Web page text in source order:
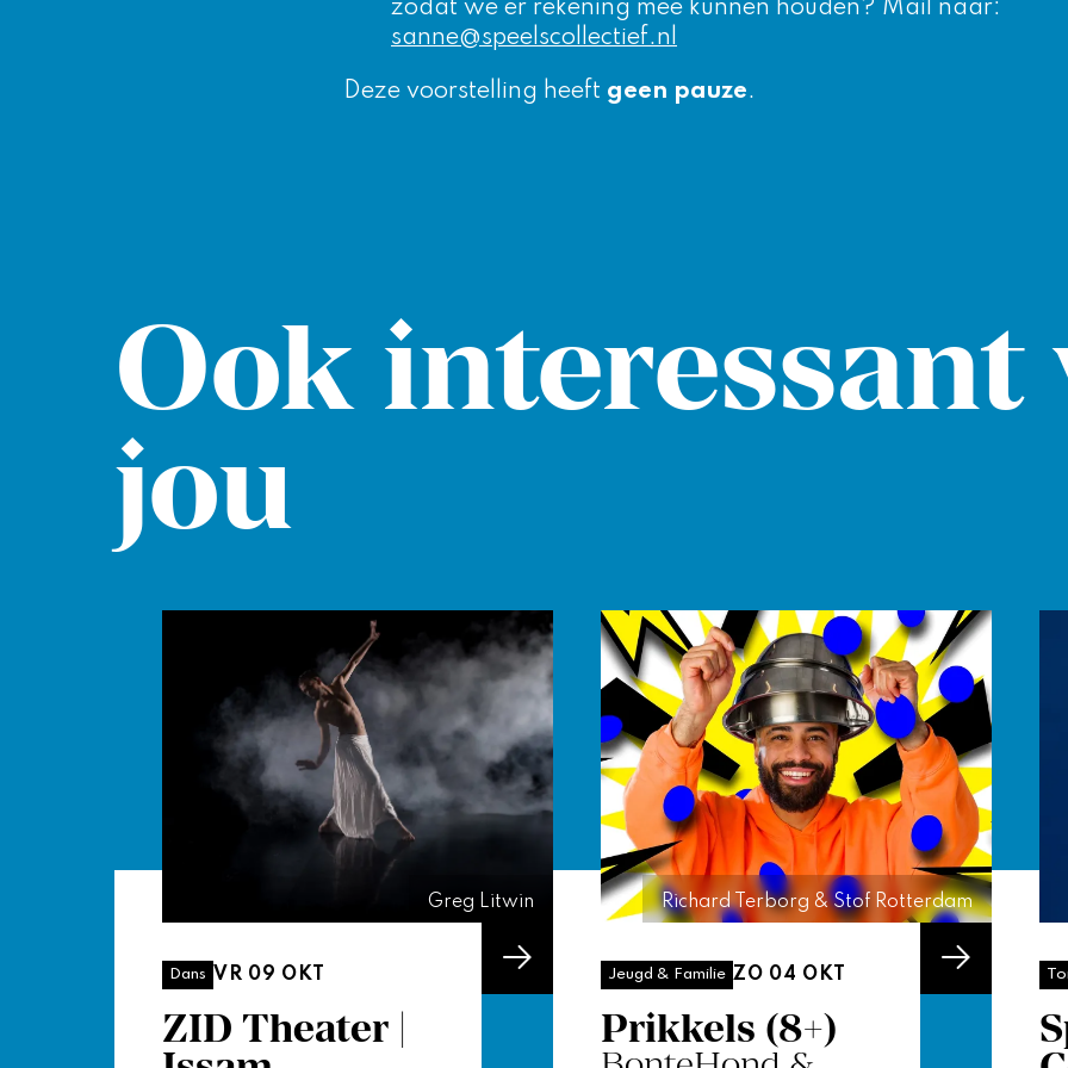
zodat we er rekening mee kunnen houden? Mail naar:
sanne@speelscollectief.nl
Deze voorstelling heeft geen pauze.
Ook interessant
jou
Dans VR 09 OKT
ZID Theater |
Greg Litwin
Jeugd & Familie ZO 04 OKT
Prikkels (8+)
Richard Terborg & Stof Rotterdam